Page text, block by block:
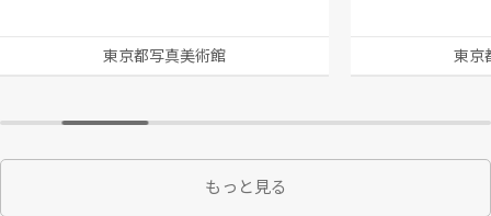
東京都写真美術館 東京
もっと見る